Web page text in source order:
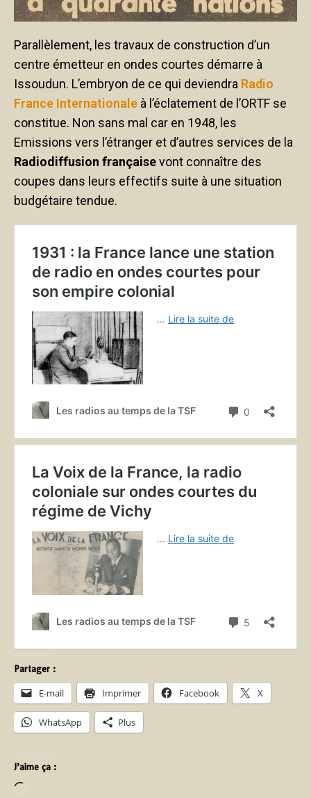
Parallèlement, les travaux de construction d’un
centre émetteur en ondes courtes démarre à
Issoudun. L’embryon de ce qui deviendra Radio
France Internationale à l’éclatement de l’ORTF se
constitue. Non sans mal car en 1948, les
Emissions vers l’étranger et d’autres services de la
Radiodiffusion françaisevont connaître des
coupes dans leurs effectifs suite à une situation
budgétaire tendue.
Partager :
E-mail Imprimer Facebook X
WhatsApp Plus
J’aime ça :